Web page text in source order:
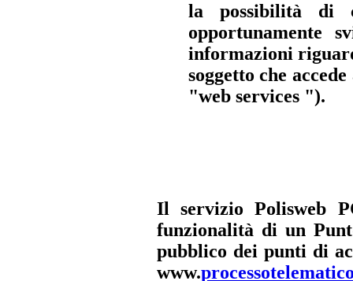
la possibilità di
opportunamente
informazioni
soggetto che
"web services ").
Il servizio Polisweb
funzionalità di un
pubblico dei punti di
www.